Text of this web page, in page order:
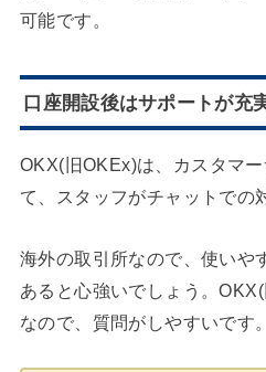
可能です。
口座開設後はサポートが充
OKX(旧OKEx)は、カスタマ
て、スタッフがチャットでの
海外の取引所なので、使いや
あると心強いでしょう。
なので、質問がしやすいです。